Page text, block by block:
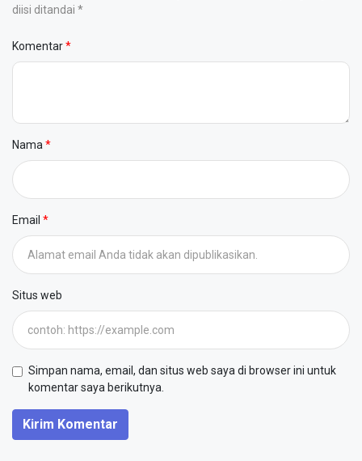
diisi ditandai *
Komentar
Nama
Email
Situs web
Simpan nama, email, dan situs web saya di browser ini untuk
komentar saya berikutnya.
Kirim Komentar